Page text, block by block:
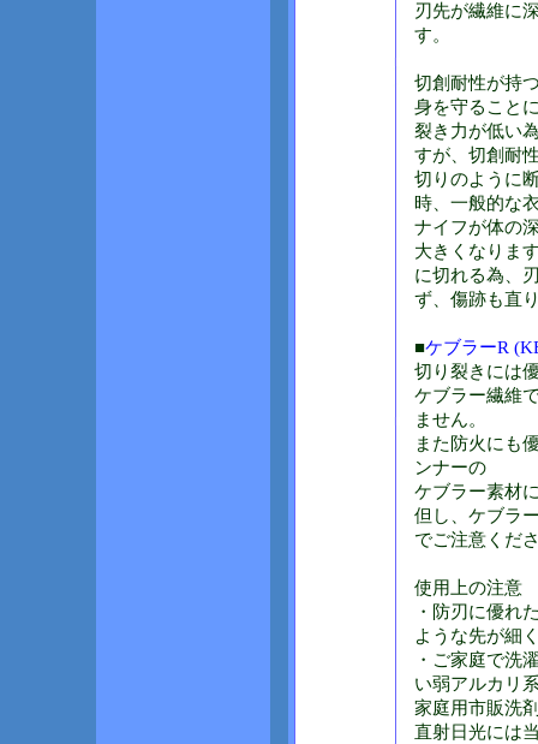
刃先が繊維に
す。
切創耐性が持
身を守ること
裂き力が低い
すが、切創耐
切りのように
時、一般的な
ナイフが体の
大きくなりま
に切れる為、
ず、傷跡も直
■ケブラーR
切り裂きには
ケブラー繊維
ません。
また防火にも
ンナーの
ケブラー素材
但し、ケブラ
でご注意くだ
使用上の注意
・防刃に優れ
ような先が細
・ご家庭で洗
い弱アルカリ
家庭用市販洗
直射日光には